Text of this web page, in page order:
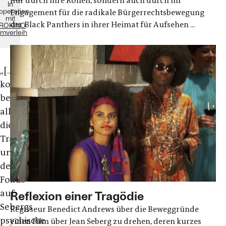
In
mit
„[...]Vielleicht
kommen
bei
all
dieser
Tragik
und
dem
Fokus
auf
Sebergs
psychische
Engagement für die radikale Bürgerrechtsbewegung
der Black Panthers in ihrer Heimat für Aufsehen ...
Reflexion einer Tragödie
Regisseur Benedict Andrews über die Beweggründe
einen Film über Jean Seberg zu drehen, deren kurzes